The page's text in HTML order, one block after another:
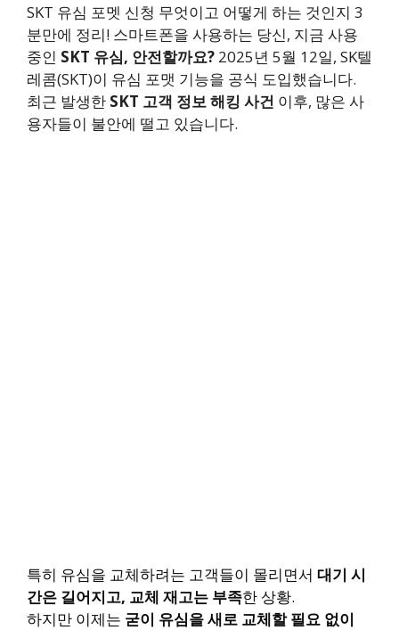
SKT 유심 포멧 신청 무엇이고 어떻게 하는 것인지 3
분만에 정리! 스마트폰을 사용하는 당신, 지금 사용
중인 SKT 유심, 안전할까요? 2025년 5월 12일, SK텔
레콤(SKT)이 유심 포맷 기능을 공식 도입했습니다.
최근 발생한 SKT 고객 정보 해킹 사건 이후, 많은 사
용자들이 불안에 떨고 있습니다.
특히 유심을 교체하려는 고객들이 몰리면서 대기 시
간은 길어지고, 교체 재고는 부족한 상황.
하지만 이제는 굳이 유심을 새로 교체할 필요 없이